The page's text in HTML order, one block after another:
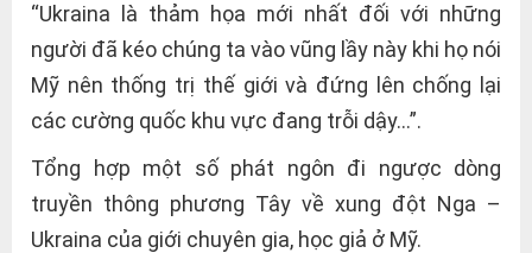
“Ukraina là thảm họa mới nhất đối với những
người đã kéo chúng ta vào vũng lầy này khi họ nói
Mỹ nên thống trị thế giới và đứng lên chống lại
các cường quốc khu vực đang trỗi dậy…”.
Tổng hợp một số phát ngôn đi ngược dòng
truyền thông phương Tây về xung đột Nga –
Ukraina của giới chuyên gia, học giả ở Mỹ.